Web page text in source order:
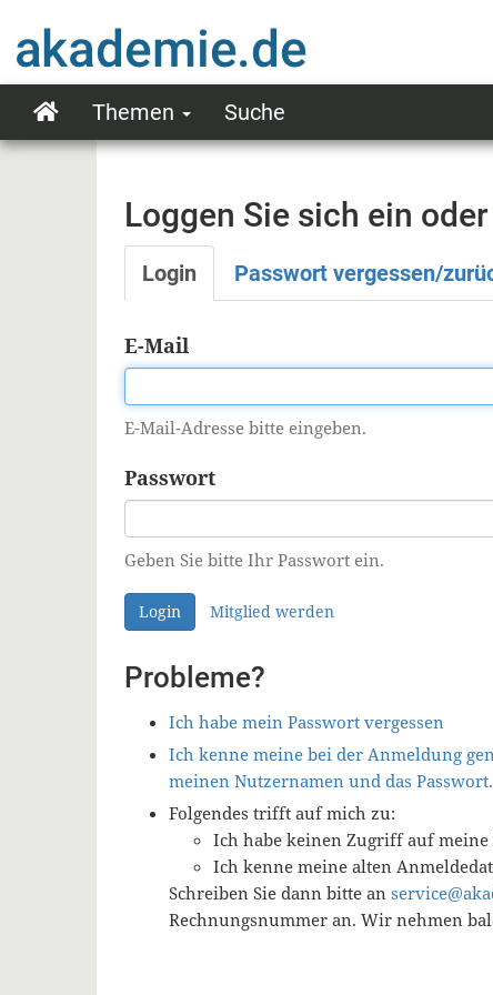
zum
Inhalt
Main
Themen Suche
Loggen Sie sich ein oder
Primäre
Reiter
Login Passwort vergessen/
E-Mail
E-Mail-Adresse bitte eingeben.
Passwort
Geben Sie bitte Ihr Passwort ein.
Login Mitglied werden
Probleme?
Ich habe mein Passwort vergessen
Ich kenne meine bei der Anmeldung
meinen Nutzernamen und das Passwort.
Folgendes trifft auf mich zu:
Ich habe keinen Zugriff auf meine
Ich kenne meine alten
Schreiben Sie dann bitte an
Rechnungsnummer an. Wir nehmen